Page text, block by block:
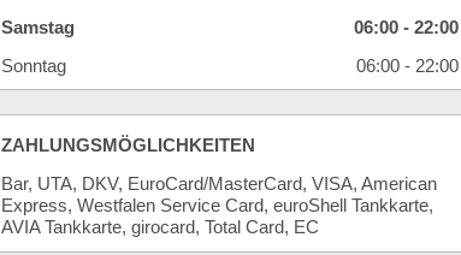
Samstag
06:00 - 22:00
Sonntag
06:00 - 22:00
ZAHLUNGSMÖGLICHKEITEN
Bar, UTA, DKV, EuroCard/MasterCard, VISA, American
Express, Westfalen Service Card, euroShell Tankkarte,
AVIA Tankkarte, girocard, Total Card, EC